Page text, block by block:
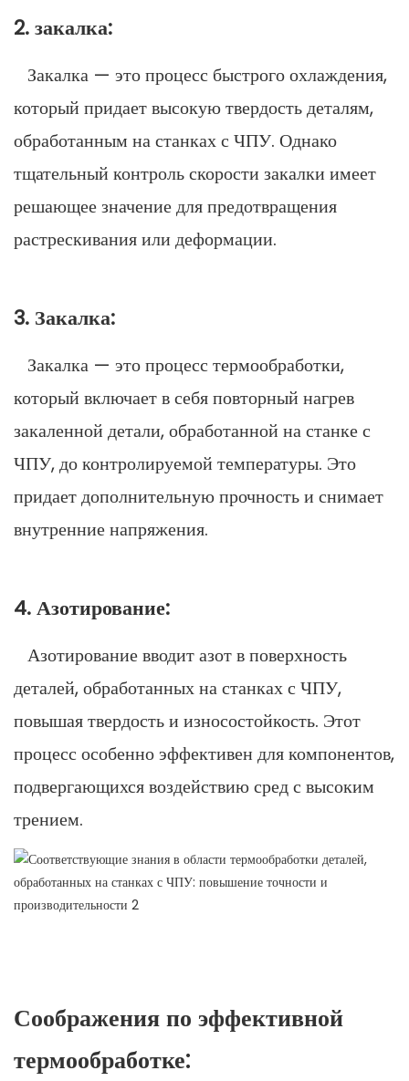
2. закалка:
Закалка — это процесс быстрого охлаждения,
который придает высокую твердость деталям,
обработанным на станках с ЧПУ. Однако
тщательный контроль скорости закалки имеет
решающее значение для предотвращения
растрескивания или деформации.
3. Закалка:
Закалка — это процесс термообработки,
который включает в себя повторный нагрев
закаленной детали, обработанной на станке с
ЧПУ, до контролируемой температуры. Это
придает дополнительную прочность и снимает
внутренние напряжения.
4. Азотирование:
Азотирование вводит азот в поверхность
деталей, обработанных на станках с ЧПУ,
повышая твердость и износостойкость. Этот
процесс особенно эффективен для компонентов,
подвергающихся воздействию сред с высоким
трением.
Соображения по эффективной
термообработке: